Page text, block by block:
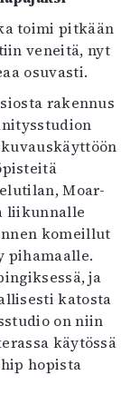
toimi pitkään
veneitä, nyt
osuvasti.
rakennus
Moar-
liikunnalle
komeillut
pihamaalle.
ja
katosta
on niin
käytössä
hopista